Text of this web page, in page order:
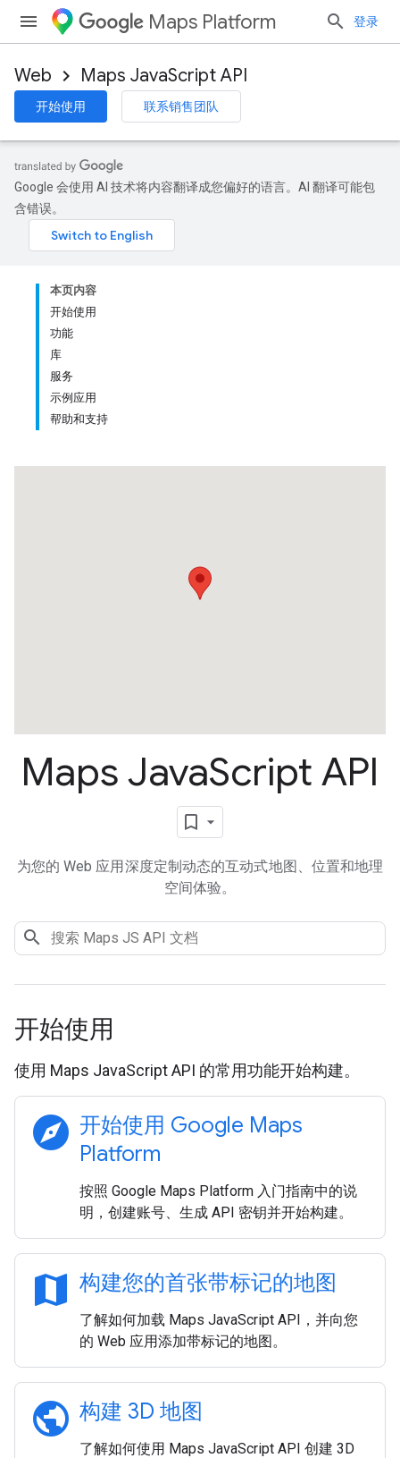
Maps Platform 登录
Web Maps JavaScript API
开始使用 联系销售团队
Google 会使用 AI 技术将内容翻译成您偏好的语言。AI 翻译可能包
含错误。
本页内容
开始使用
功能
库
服务
示例应用
帮助和支持
Maps JavaScript API
为您的 Web 应用深度定制动态的互动式地图、位置和地理
空间体验。
开始使用
使用 Maps JavaScript API 的常用功能开始构建。
explore 开始使用 Google Maps
Platform
按照 Google Maps Platform 入门指南中的说
明，创建账号、生成 API 密钥并开始构建。
map 构建您的首张带标记的地图
了解如何加载 Maps JavaScript API，并向您
的 Web 应用添加带标记的地图。
public 构建 3D 地图
了解如何使用 Maps JavaScript API 创建 3D